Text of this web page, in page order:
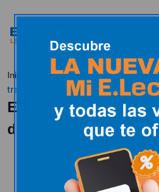
Inicio E.Leclerc en los medios
transmitido desde E.Leclerc León
Especial
desde E.Leclerc León